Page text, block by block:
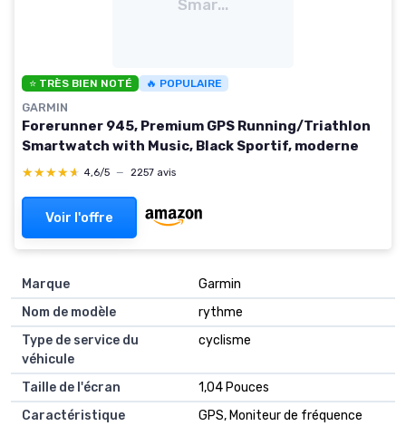
Smar...
⭐ TRÈS BIEN NOTÉ 🔥 POPULAIRE
GARMIN
Forerunner 945, Premium GPS Running/Triathlon
Smartwatch with Music, Black Sportif, moderne
★★★★★
★★★★★ 4,6/5 — 2257 avis
Voir l'offre
Marque
Garmin
Nom de modèle
rythme
Type de service du
véhicule
cyclisme
Taille de l'écran
1,04 Pouces
Caractéristique
GPS, Moniteur de fréquence